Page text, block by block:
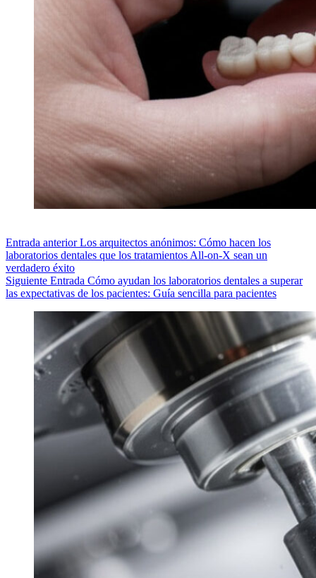
Entrada anteriorLos arquitectos anónimos: Cómo hacen los
laboratorios dentales que los tratamientos All-on-X sean un
verdadero éxito
Siguiente Entrada Cómo ayudan los laboratorios dentales a superar
las expectativas de los pacientes: Guía sencilla para pacientes